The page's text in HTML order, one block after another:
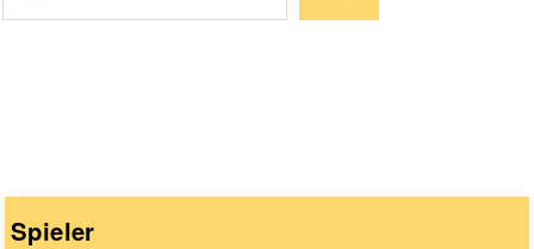
Spieler